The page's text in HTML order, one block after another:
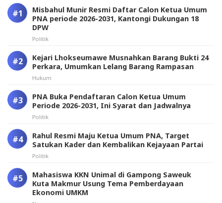
Misbahul Munir Resmi Daftar Calon Ketua Umum
PNA periode 2026-2031, Kantongi Dukungan 18
DPW
Politik
Kejari Lhokseumawe Musnahkan Barang Bukti 24
Perkara, Umumkan Lelang Barang Rampasan
Hukum
PNA Buka Pendaftaran Calon Ketua Umum
Periode 2026-2031, Ini Syarat dan Jadwalnya
Politik
Rahul Resmi Maju Ketua Umum PNA, Target
Satukan Kader dan Kembalikan Kejayaan Partai
Politik
Mahasiswa KKN Unimal di Gampong Saweuk
Kuta Makmur Usung Tema Pemberdayaan
Ekonomi UMKM